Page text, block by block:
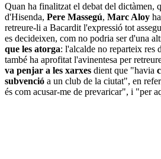
Quan ha finalitzat el debat del dictàmen,
d'Hisenda, Pere Massegú, Marc Aloy
retreure-li a Bacardit l'expressió tot
es decideixen, com no podria ser d'una
que les atorga: l'alcalde no reparteix res
també ha aprofitat l'avinentesa per
va penjar a les xarxes dient que "havia
subvenció a un club de la ciutat", en
és com acusar-me de prevaricar", i "per